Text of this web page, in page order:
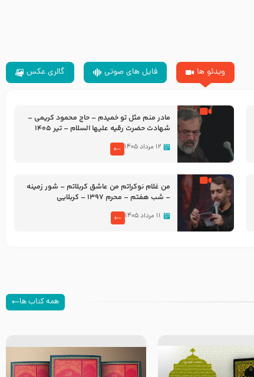
ویدئو ها فایل های صوتی گالری عکس
مادر منم مثل تو خمیدم – حاج محمود کریمی –
شهادت حضرت رقیه علیها السلام – تیر ۱۴۰۵
۱۲ مرداد ۱۴۰۵
من غلام نوکراتم من عاشق کربلاتم – شور زمینه
– شب هفتم – محرم 1397 – کربلایی
۱۱ مرداد ۱۴۰۵
همه کتاب ها